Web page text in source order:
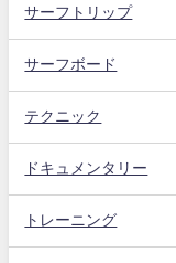
サーフトリップ
サーフボード
テクニック
ドキュメンタリー
トレーニング